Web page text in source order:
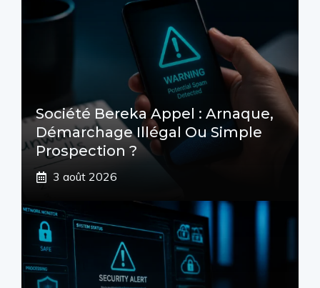
Société Bereka Appel : Arnaque,
Démarchage Illégal Ou Simple
Prospection ?
3 août 2026